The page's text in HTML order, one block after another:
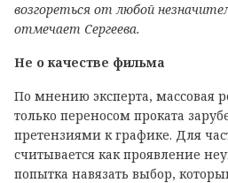
возгореться от любой
отмечает Сергеева.
Не о качестве фильма
По мнению эксперта, массовая
только переносом проката
претензиями к графике. Для
считывается как проявление
попытка навязать выбор,